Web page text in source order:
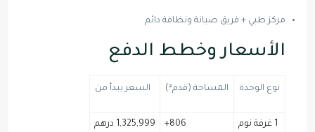
مركز طبي + فريق صيانة ونظافة دائم
الأسعار وخطط الدفع
نوع الوحدة المساحة (قدم²) السعر يبدأ من
1 غرفة نوم 806+ 1,325,999 درهم